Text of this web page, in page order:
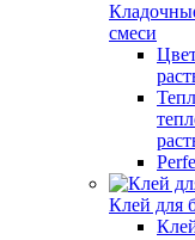
смеси
Клей для